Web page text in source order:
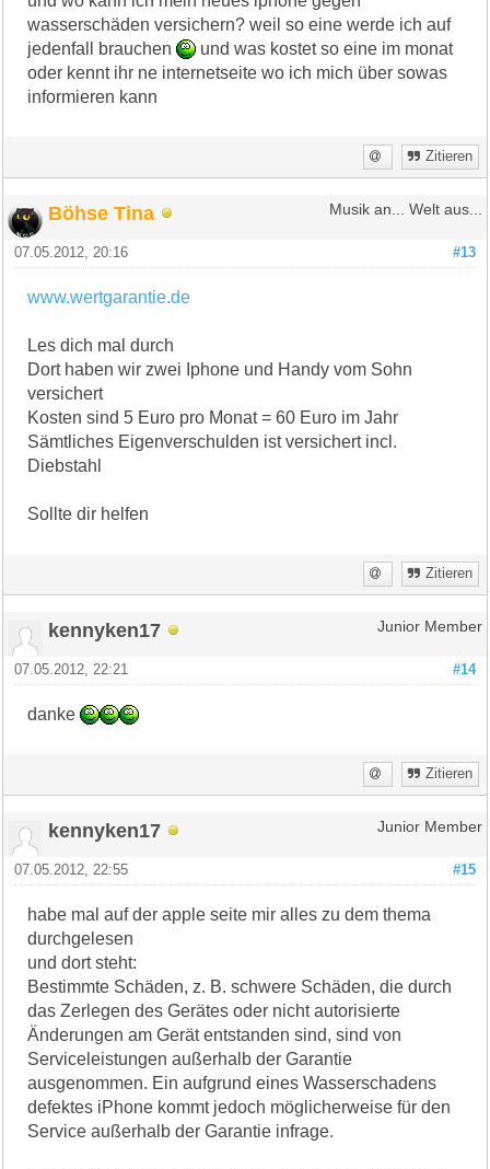
wasserschäden versichern? weil so eine werde ich auf
jedenfall brauchen
und was kostet so eine im monat
oder kennt ihr ne internetseite wo ich mich über sowas
informieren kann
Zitieren
Böhse Tina Musik an... Welt aus...
#13
07.05.2012, 20:16
www.wertgarantie.de
Les dich mal durch
Dort haben wir zwei Iphone und Handy vom Sohn
versichert
Kosten sind 5 Euro pro Monat = 60 Euro im Jahr
Sämtliches Eigenverschulden ist versichert incl.
Diebstahl
Sollte dir helfen
Zitieren
kennyken17 Junior Member
#14
07.05.2012, 22:21
danke
Zitieren
kennyken17 Junior Member
#15
07.05.2012, 22:55
habe mal auf der apple seite mir alles zu dem thema
durchgelesen
und dort steht:
Bestimmte Schäden, z. B. schwere Schäden, die durch
das Zerlegen des Gerätes oder nicht autorisierte
Änderungen am Gerät entstanden sind, sind von
Serviceleistungen außerhalb der Garantie
ausgenommen. Ein aufgrund eines Wasserschadens
defektes iPhone kommt jedoch möglicherweise für den
Service außerhalb der Garantie infrage.